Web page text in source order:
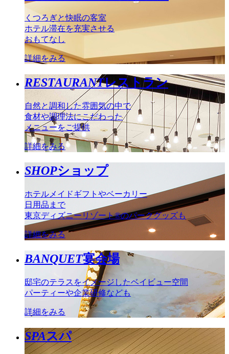
くつろぎと快眠の客室
ホテル滞在を充実させる
おもてなし
詳細をみる
RESTAURANTレストラン
自然と調和した雰囲気の中で
食材や調理法にこだわった
メニューをご提供
詳細をみる
SHOPショップ
ホテルメイドギフトやベーカリー
日用品まで
東京ディズニーリゾート®のパークグッズも
詳細をみる
BANQUET宴会場
邸宅のテラスをイメージしたベイビュー空間
パーティーや企業研修なども
詳細をみる
SPAスパ